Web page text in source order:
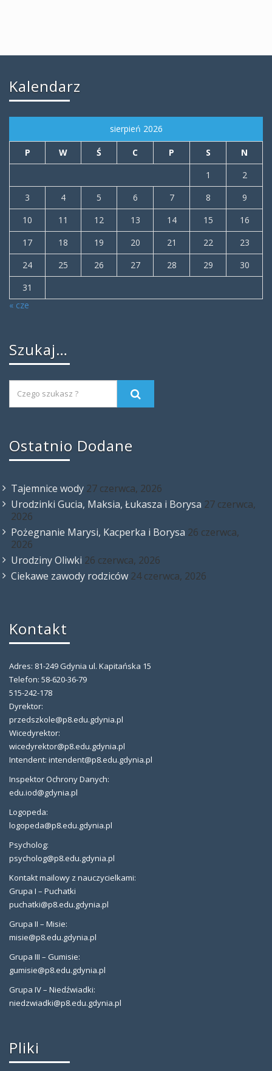
Kalendarz
sierpień 2026
P W Ś C P S
N
1
2
3
4 5 6 7 8
9
10
11 12 13 14 15
16
17
18 19 20 21 22
23
24
25 26 27 28 29
30
31
« cze
Szukaj…
Ostatnio Dodane
Tajemnice wody 27 czerwca, 2026
Urodzinki Gucia, Maksia, Łukasza i Borysa 27 czerwca,
2026
Pożegnanie Marysi, Kacperka i Borysa 26 czerwca,
2026
Urodziny Oliwki 26 czerwca, 2026
Ciekawe zawody rodziców 24 czerwca, 2026
Kontakt
Adres: 81-249 Gdynia ul. Kapitańska 15
Telefon: 58-620-36-79
515-242-178
Dyrektor:
przedszkole@p8.edu.gdynia.pl
Wicedyrektor:
wicedyrektor@p8.edu.gdynia.pl
Intendent: intendent@p8.edu.gdynia.pl
Inspektor Ochrony Danych:
edu.iod@gdynia.pl
Logopeda:
logopeda@p8.edu.gdynia.pl
Psycholog:
psycholog@p8.edu.gdynia.pl
Kontakt mailowy z nauczycielkami:
Grupa I – Puchatki
puchatki@p8.edu.gdynia.pl
Grupa II – Misie:
misie@p8.edu.gdynia.pl
Grupa III – Gumisie:
gumisie@p8.edu.gdynia.pl
Grupa IV – Niedźwiadki:
niedzwiadki@p8.edu.gdynia.pl
Pliki